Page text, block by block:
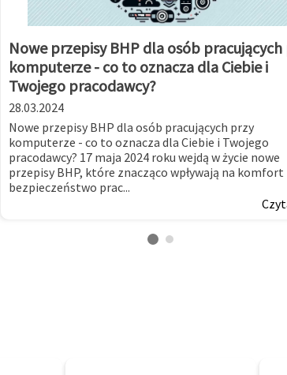
Nowe przepisy BHP dla osób pracujących
komputerze - co to oznacza dla Ciebie i
Twojego pracodawcy?
28.03.2024
Nowe przepisy BHP dla osób pracujących przy
komputerze - co to oznacza dla Ciebie i Twojego
pracodawcy? 17 maja 2024 roku wejdą w życie nowe
przepisy BHP, które znacząco wpływają na komfort
bezpieczeństwo prac...